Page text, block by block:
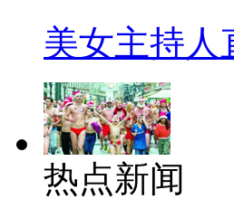
美女主持人
热点新闻